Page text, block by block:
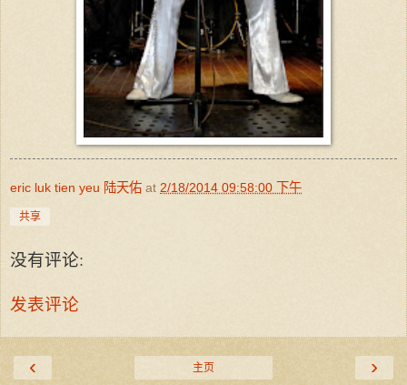
eric luk tien yeu 陆天佑 at 2/18/2014 09:58:00 下午
共享
没有评论:
发表评论
‹ ›
主页